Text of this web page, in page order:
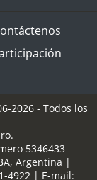
2026 - Todos los
5346433
Argentina |
4922 | E-mail: